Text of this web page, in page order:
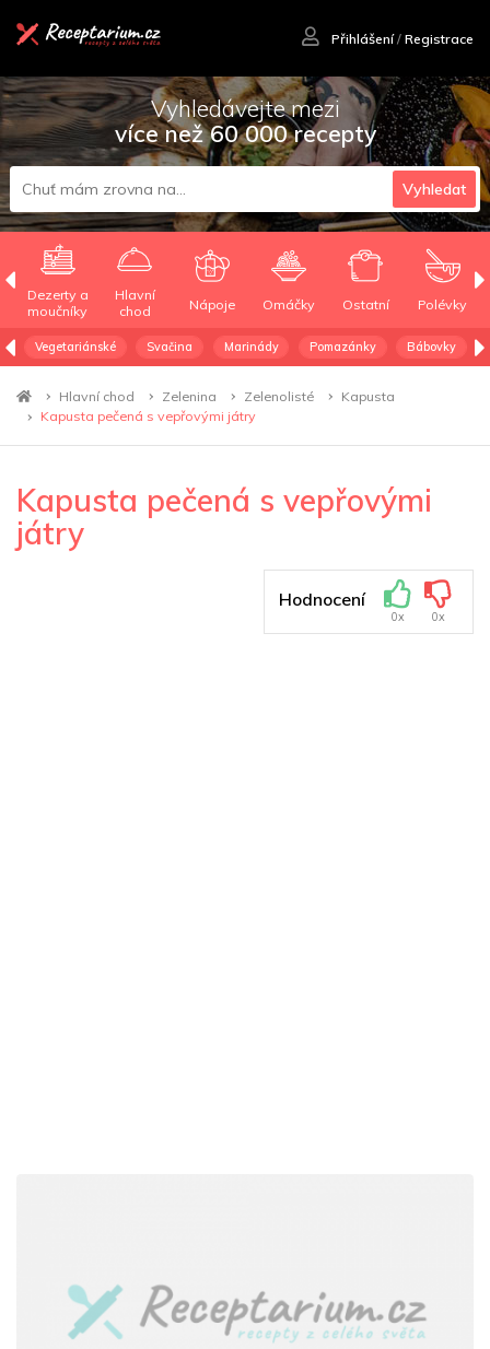
Přihlášení/ Registrace
Vyhledávejte mezi
více než 60 000 recepty
Vyhledat
Dezerty a
moučníky
Hlavní
chod
Nápoje Omáčky Ostatní Polévky
Vegetariánské Svačina Marinády Pomazánky Bábovky
Hlavní chod Zelenina Zelenolisté
Kapusta
Kapusta pečená s vepřovými játry
Kapusta pečená s vepřovými
játry
Hodnocení
0x 0x